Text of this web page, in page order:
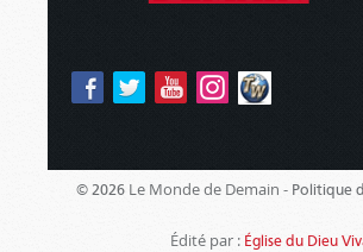
© 2026 Le Monde de Demain - Politique
Édité par : Église du Dieu